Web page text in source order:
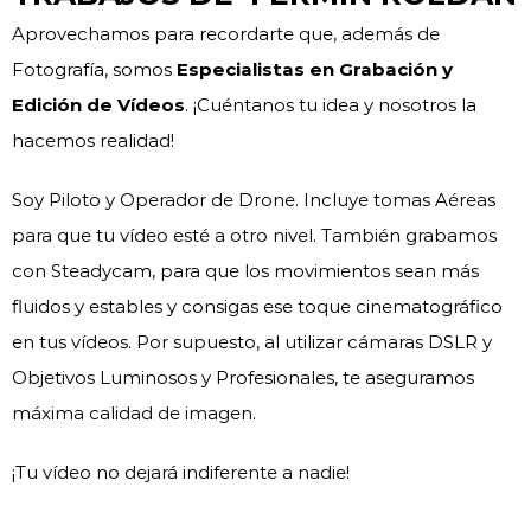
Aprovechamos para recordarte que, además de
Fotografía, somos Especialistas en Grabación y
Edición de Vídeos. ¡Cuéntanos tu idea y nosotros la
hacemos realidad!
Soy Piloto y Operador de Drone. Incluye tomas Aéreas
para que tu vídeo esté a otro nivel. También grabamos
con Steadycam, para que los movimientos sean más
fluidos y estables y consigas ese toque cinematográfico
en tus vídeos. Por supuesto, al utilizar cámaras DSLR y
Objetivos Luminosos y Profesionales, te aseguramos
máxima calidad de imagen.
¡Tu vídeo no dejará indiferente a nadie!